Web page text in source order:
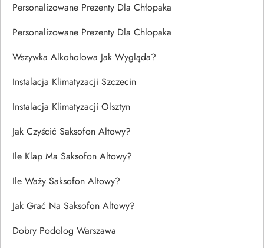
Personalizowane Prezenty Dla Chłopaka
Personalizowane Prezenty Dla Chlopaka
Wszywka Alkoholowa Jak Wygląda?
Instalacja Klimatyzacji Szczecin
Instalacja Klimatyzacji Olsztyn
Jak Czyścić Saksofon Altowy?
Ile Klap Ma Saksofon Altowy?
Ile Waży Saksofon Altowy?
Jak Grać Na Saksofon Altowy?
Dobry Podolog Warszawa